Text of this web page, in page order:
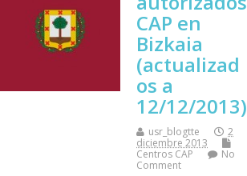
CAP en
Bizkaia
(actualizad
os a
12/12/2013)
usr_blogtte
2
diciembre 2013
Centros CAP
No
Comment